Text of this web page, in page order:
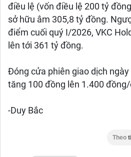
điều lệ (vốn điều lệ 200 tỷ
sở hữu âm 305,8 tỷ đồng.
điểm cuối quý I/2026, VKC
lên tới 361 tỷ đồng.
Đóng cửa phiên giao dịch ngày
tăng 100 đồng lên 1.400
-Duy Bắc
Theo